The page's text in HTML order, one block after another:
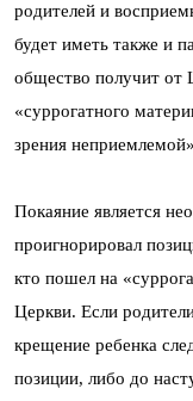
родителей и
будет иметь также и
общество получит от
«суррогатного
зрения
Покаяние является
проигнорировал
кто пошел на
Церкви. Если
крещение ребенка
позиции, либо до